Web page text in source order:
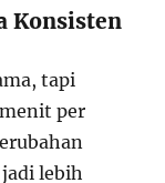
Konsisten
tapi
per
lebih